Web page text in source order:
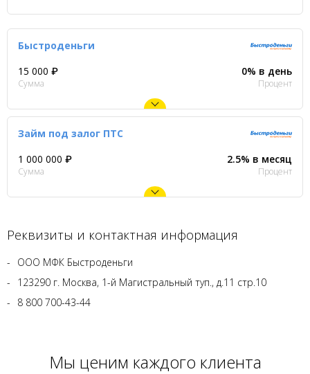
Быстроденьги
15 000 ₽
Сумма
0% в день
Процент
Займ под залог ПТС
1 000 000 ₽
Сумма
2.5% в месяц
Процент
Реквизиты и контактная информация
ООО МФК Быстроденьги
123290 г. Москва, 1-й Магистральный туп., д.11 стр.10
8 800 700-43-44
Мы ценим каждого клиента